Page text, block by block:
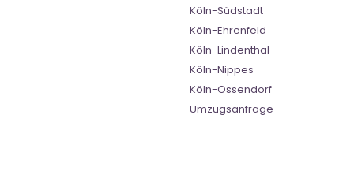
Köln-Südstadt
Köln-Ehrenfeld
Köln-Lindenthal
Köln-Nippes
Köln-Ossendorf
Umzugsanfrage